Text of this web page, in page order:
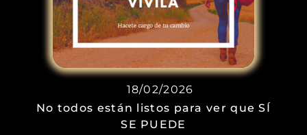
18/02/2026
No todos están listos para ver que SÍ
SE PUEDE